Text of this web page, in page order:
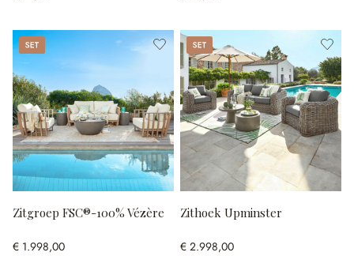
Set
Zitgroep FSC®-100% Vézère
€ 1.998,00
Set
Zithoek Upminster
€ 2.998,00